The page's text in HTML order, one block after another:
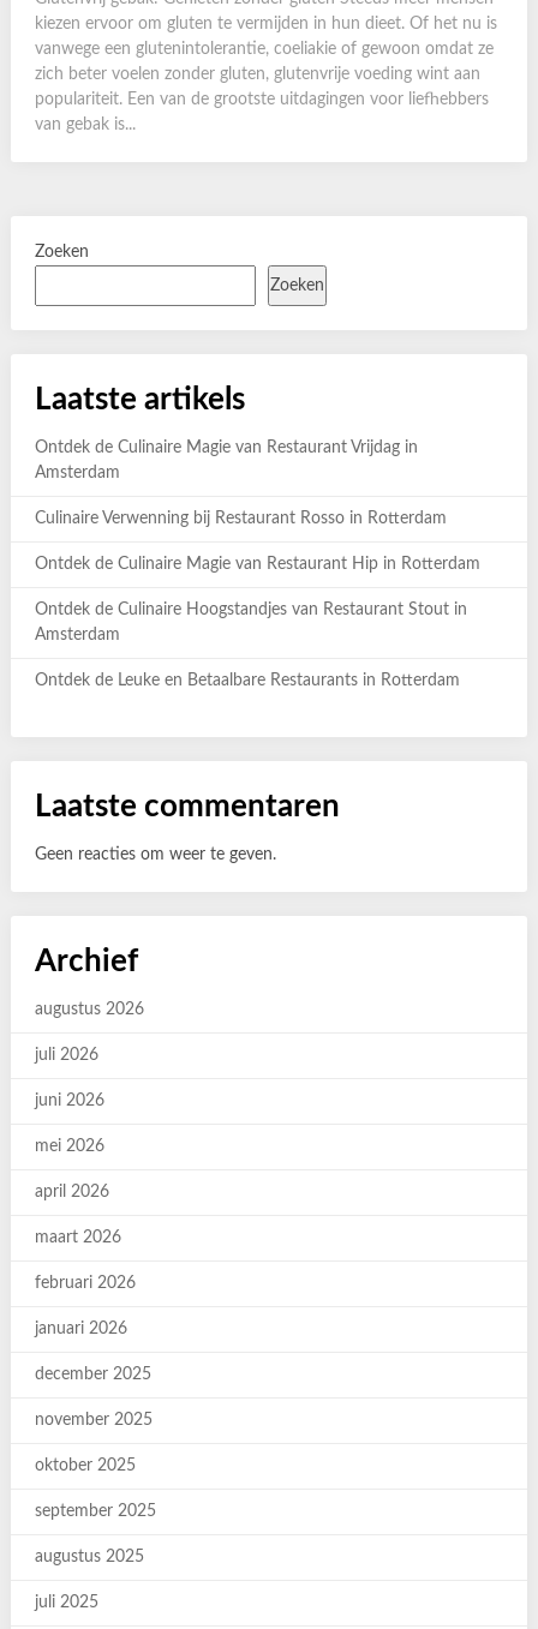
kiezen ervoor om gluten te vermijden in hun dieet. Of het nu is
vanwege een glutenintolerantie, coeliakie of gewoon omdat ze
zich beter voelen zonder gluten, glutenvrije voeding wint aan
populariteit. Een van de grootste uitdagingen voor liefhebbers
van gebak is...
Zoeken
Zoeken
Laatste artikels
Ontdek de Culinaire Magie van Restaurant Vrijdag in
Amsterdam
Culinaire Verwenning bij Restaurant Rosso in Rotterdam
Ontdek de Culinaire Magie van Restaurant Hip in Rotterdam
Ontdek de Culinaire Hoogstandjes van Restaurant Stout in
Amsterdam
Ontdek de Leuke en Betaalbare Restaurants in Rotterdam
Laatste commentaren
Geen reacties om weer te geven.
Archief
augustus 2026
juli 2026
juni 2026
mei 2026
april 2026
maart 2026
februari 2026
januari 2026
december 2025
november 2025
oktober 2025
september 2025
augustus 2025
juli 2025